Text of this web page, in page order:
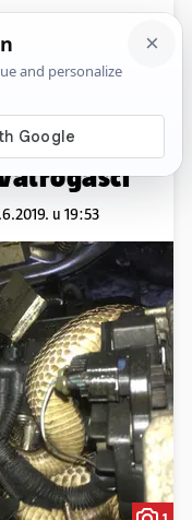
Komentari
se
u 19:53